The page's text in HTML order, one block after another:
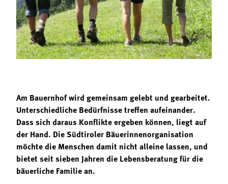
Mitgliedschaft
Landessekretariat
Bäuerliche Buffets
Hofgeschichten
Am Bauernhof wird gemeinsam gelebt und gearbeitet.
Unterschiedliche Bedürfnisse treffen aufeinander.
Dass sich daraus Konflikte ergeben können, liegt auf
der Hand. Die Südtiroler Bäuerinnenorganisation
möchte die Menschen damit nicht alleine lassen, und
bietet seit sieben Jahren die Lebensberatung für die
bäuerliche Familie an.